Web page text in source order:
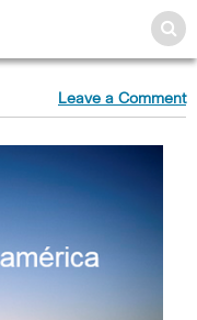
Leave a Comment